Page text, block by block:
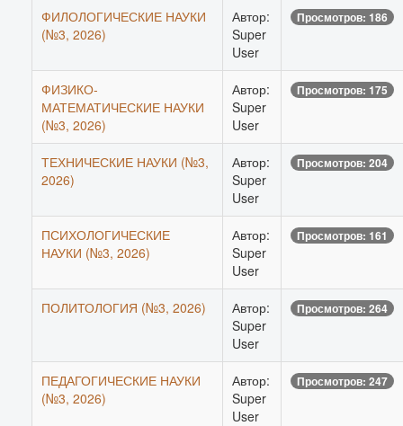
ФИЛОЛОГИЧЕСКИЕ НАУКИ
(№3, 2026)
Автор:
Super
User
Просмотров: 186
ФИЗИКО-
МАТЕМАТИЧЕСКИЕ НАУКИ
(№3, 2026)
Автор:
Super
User
Просмотров: 175
ТЕХНИЧЕСКИЕ НАУКИ (№3,
2026)
Автор:
Super
User
Просмотров: 204
ПСИХОЛОГИЧЕСКИЕ
НАУКИ (№3, 2026)
Автор:
Super
User
Просмотров: 161
ПОЛИТОЛОГИЯ (№3, 2026)
Автор:
Super
User
Просмотров: 264
ПЕДАГОГИЧЕСКИЕ НАУКИ
(№3, 2026)
Автор:
Super
User
Просмотров: 247